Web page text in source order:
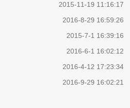
2015-11-19 11:16:17
2016-8-29 16:59:26
2015-7-1 16:39:16
2016-6-1 16:02:12
2016-4-12 17:23:34
2016-9-29 16:02:21